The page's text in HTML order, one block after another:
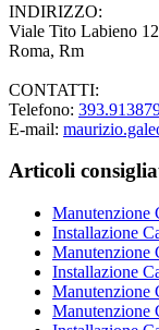
INDIRIZZO:
Viale Tito Labieno 12
Roma, Rm
CONTATTI:
Telefono:
E-mail:
Articoli
Manutenzione
Installazione
Manutenzione
Installazione
Manutenzione
Manutenzione